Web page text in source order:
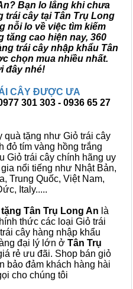
Bạn lo lắng khi chưa
trái cây tại Tân Trụ Long
nỗi lo về việc tìm kiếm
tăng cao hiện nay, 360
trái cây nhập khẩu Tân
chọn mua nhiều nhất.
đây nhé!
CÂY ĐƯỢC ƯA
301 303 - 0936 65 27
quà tặng như Giỏ trái cây
đỏ tím vàng hồng trắng
Giỏ trái cây chính hãng uy
nổi tiếng như Nhật Bản,
Trung Quốc, Việt Nam,
Italy.....
Tân Trụ Long An là
thức các loại Giỏ trái
cây hàng nhập khẩu
đại lý lớn ở Tân Trụ
rẻ ưu đãi. Shop bán giỏ
bảo đảm khách hàng hài
cho chúng tôi